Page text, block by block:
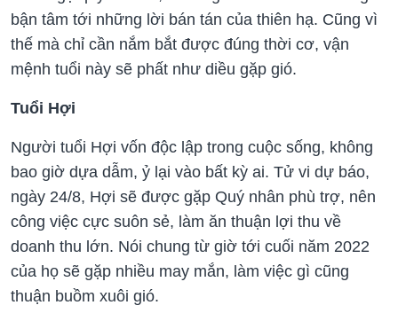
bận tâm tới những lời bán tán của thiên hạ. Cũng vì
thế mà chỉ cần nắm bắt được đúng thời cơ, vận
mệnh tuổi này sẽ phất như diều gặp gió.
Tuổi Hợi
Người tuổi Hợi vốn độc lập trong cuộc sống, không
bao giờ dựa dẫm, ỷ lại vào bất kỳ ai. Tử vi dự báo,
ngày 24/8, Hợi sẽ được gặp Quý nhân phù trợ, nên
công việc cực suôn sẻ, làm ăn thuận lợi thu về
doanh thu lớn. Nói chung từ giờ tới cuối năm 2022
của họ sẽ gặp nhiều may mắn, làm việc gì cũng
thuận buồm xuôi gió.